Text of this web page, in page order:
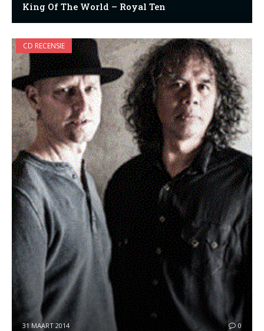
King Of The World – Royal Ten
CD RECENSIE
31 MAART 2014 0